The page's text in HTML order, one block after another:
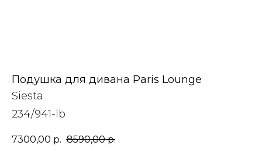
Подушка для дивана Paris Lounge
Siesta
234/941-lb
7300,00 р. 8590,00 р.